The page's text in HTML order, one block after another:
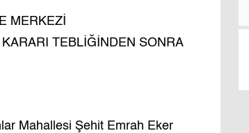
MERKEZİ
TEBLİĞİNDEN SONRA
Mahallesi Şehit Emrah Eker